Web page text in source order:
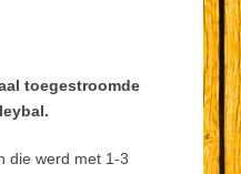
toegestroomde
die werd met 1-3